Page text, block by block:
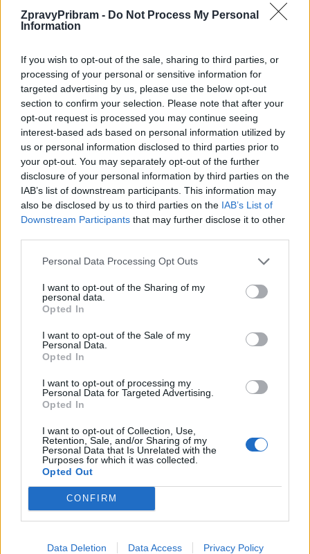
ZpravyPribram - Do Not Process My Personal
Information
If you wish to opt-out of the sale, sharing to third parties, or
processing of your personal or sensitive information for
targeted advertising by us, please use the below opt-out
section to confirm your selection. Please note that after your
opt-out request is processed you may continue seeing
interest-based ads based on personal information utilized by
us or personal information disclosed to third parties prior to
your opt-out. You may separately opt-out of the further
disclosure of your personal information by third parties on the
IAB’s list of downstream participants. This information may
also be disclosed by us to third parties on the IAB’s List of
Downstream Participants that may further disclose it to other
Personal Data Processing Opt Outs
I want to opt-out of the Sharing of my
personal data.
Opted In
I want to opt-out of the Sale of my
Personal Data.
Opted In
I want to opt-out of processing my
Personal Data for Targeted Advertising.
Opted In
I want to opt-out of Collection, Use,
Retention, Sale, and/or Sharing of my
Personal Data that Is Unrelated with the
Purposes for which it was collected.
Opted Out
CONFIRM
Data Deletion Data Access Privacy Policy
Sport
Martin Poulíček 6. 4. 2018
PŘÍBRAM - Podívejte se na první krátké video z hokejového maratónu
z Příbrami, který byl zahájen dnes v 9 hodin ráno. Pokud jste zvědaví
Zpravodajství
Někdo vyhrožuje zastupitelům
PŘÍBRAM – Včerejší zasedání zastupitelstva trhlo hned několik
rekordů. Jednak trvalo pouze necelé dvě hodiny, zadruhé se
zastupitelé stihli pohádat hned asi u pátého...
Zpravodajství